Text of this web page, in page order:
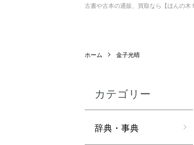
古書や古本の通販、買取なら【ほんの木
ホーム 金子光晴
カテゴリー
辞典・事典